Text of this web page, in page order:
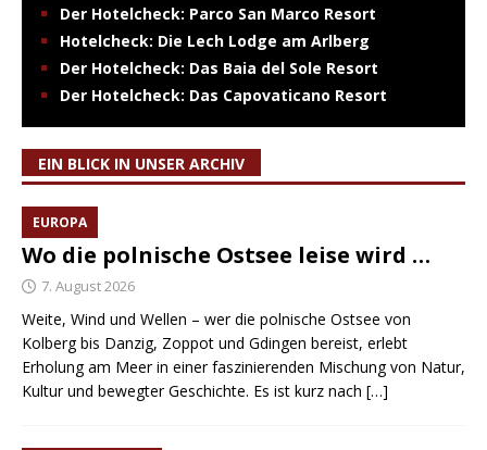
Der Hotelcheck: Parco San Marco Resort
Hotelcheck: Die Lech Lodge am Arlberg
Der Hotelcheck: Das Baia del Sole Resort
Der Hotelcheck: Das Capovaticano Resort
EIN BLICK IN UNSER ARCHIV
EUROPA
Wo die polnische Ostsee leise wird …
7. August 2026
Weite, Wind und Wellen – wer die polnische Ostsee von
Kolberg bis Danzig, Zoppot und Gdingen bereist, erlebt
Erholung am Meer in einer faszinierenden Mischung von Natur,
Kultur und bewegter Geschichte. Es ist kurz nach […]